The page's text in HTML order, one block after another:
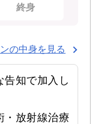
終身
の中身を見る
知で加入し
・放射線治療